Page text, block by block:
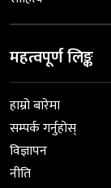
महत्वपूर्ण लिङ्क
हाम्रो बारेमा
सम्पर्क गर्नुहोस्
विज्ञापन
नीति